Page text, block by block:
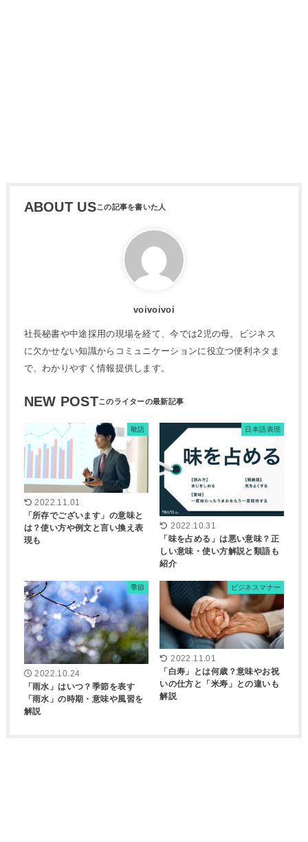
ABOUT US
voivoivoi
社長秘書や中途採用の現場を経て、今では2児の母。ビジネス
に欠かせない知識からコミュニケーションに役立つ便利ネタま
で、わかりやすく情報提供します。
NEW POST
敬語
2022.11.01
「所存でございます」の意味と
は？使い方や例文と言い換え表
現も
日本語表現
2022.10.31
「味を占める」は悪い意味？正
しい意味・使い方解説と類語も
紹介
季節
2022.10.24
「雨水」はいつ？季節を表す
「雨水」の時期・意味や風習を
解説
ビジネスマナー
2022.11.01
「白寿」とは何歳？意味やお祝
いの仕方と「米寿」との違いも
解説